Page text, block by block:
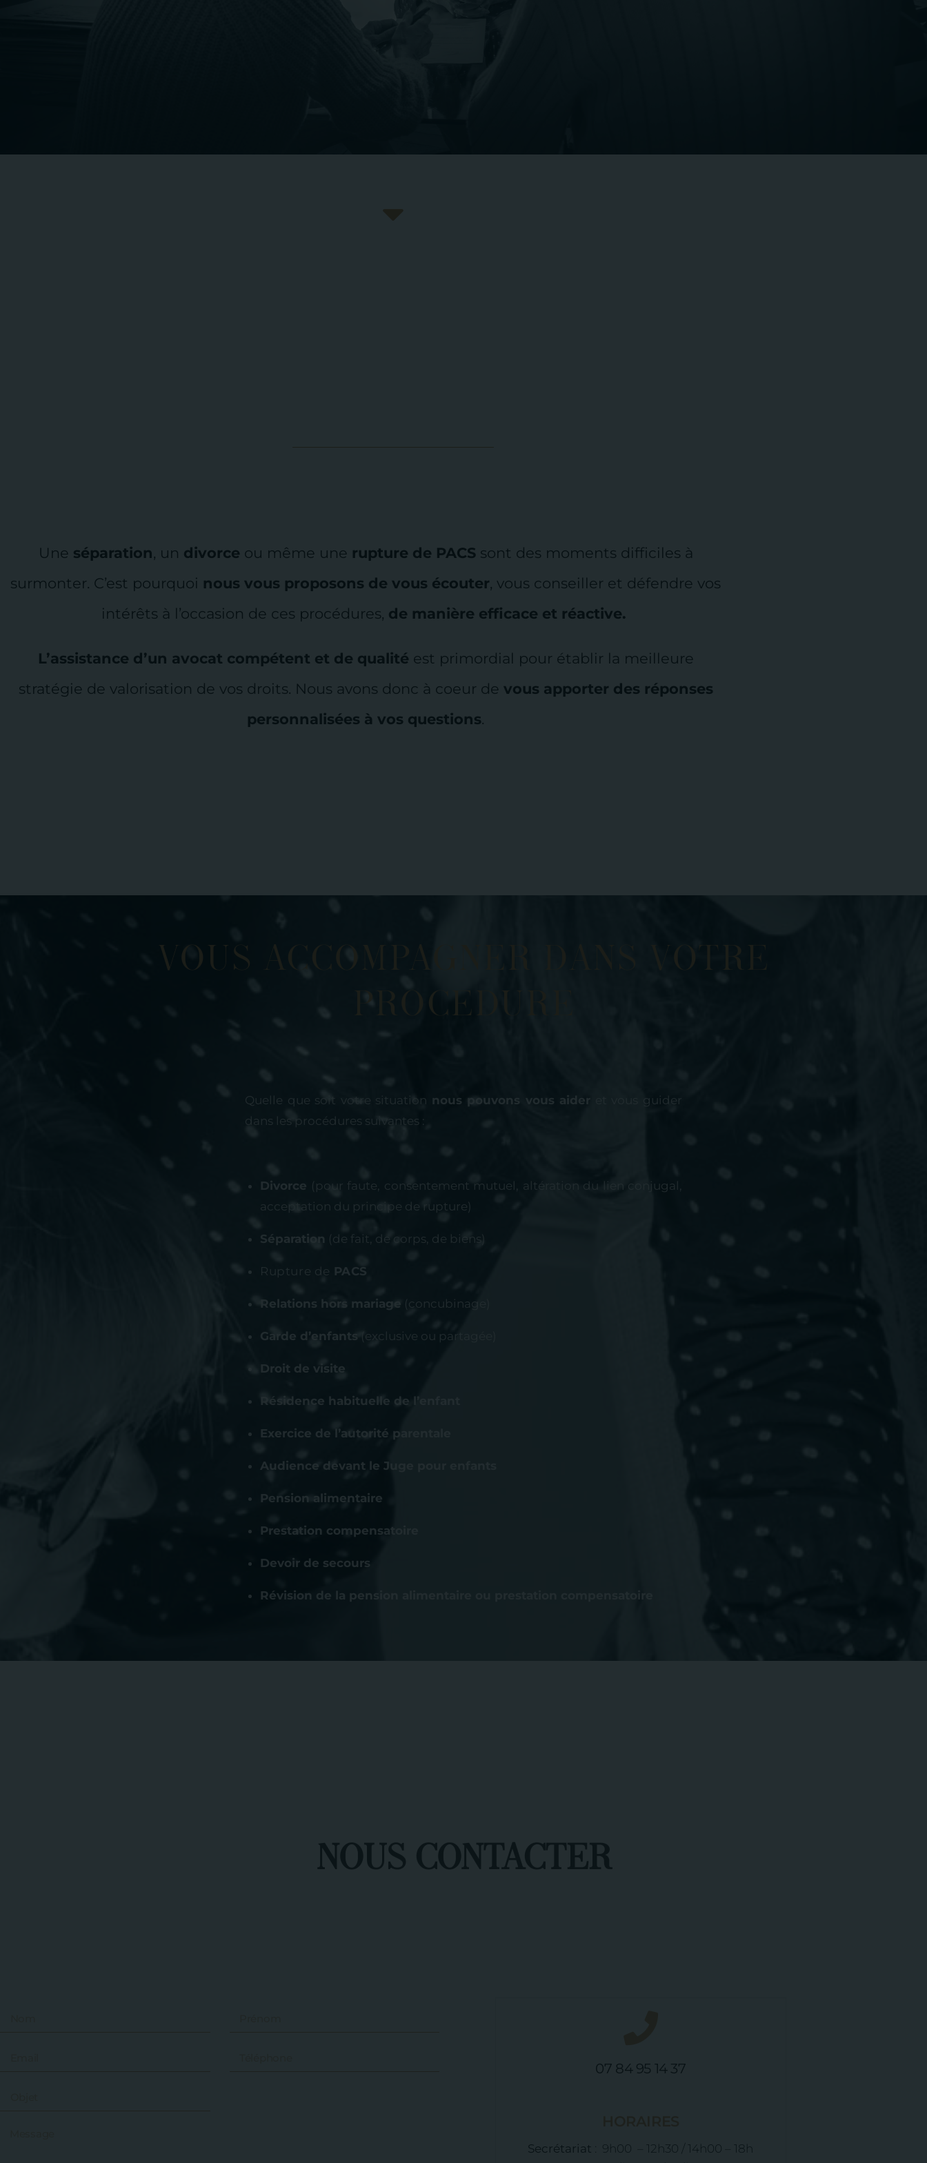
Une séparation, un divorce ou même une rupture de PACS sont des moments difficiles à
surmonter. C’est pourquoi nous vous proposons de vous écouter, vous conseiller et défendre vos
intérêts à l’occasion de ces procédures, de manière efficace et réactive.
L’assistance d’un avocat compétent et de qualité est primordial pour établir la meilleure
stratégie de valorisation de vos droits. Nous avons donc à coeur de vous apporter des réponses
personnalisées à vos questions.
Vous accompagner dans votre
procEdure
Quelle que soit votre situation nous pouvons vous aider
et vous guider
dans les procédures suivantes :
Divorce (pour faute, consentement mutuel, altération du lien conjugal,
acceptation du principe de rupture)
Séparation (de fait, de corps, de biens)
Rupture de PACS
Relations hors mariage (concubinage)
Garde d’enfants (exclusive ou partagée)
Droit de visite
Résidence habituelle de l’enfant
Exercice de l’autorité parentale
Audience devant le Juge pour enfants
Pension alimentaire
Prestation compensatoire
Devoir de secours
Révision de la pension alimentaire ou prestation compensatoire
Nous contacter
07 84 95 14 37
Secrétariat : 9h00 – 12h30 / 14h00 – 18h